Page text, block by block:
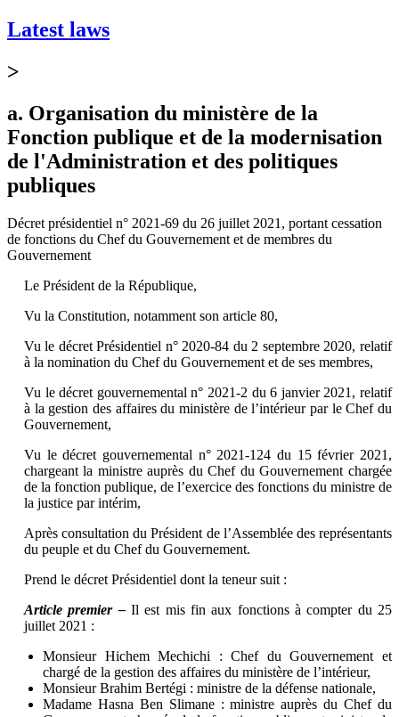
Latest laws
>
a. Organisation du ministère de la
Fonction publique et de la modernisation
de l'Administration et des politiques
publiques
Décret présidentiel n° 2021-69 du 26 juillet 2021, portant cessation
de fonctions du Chef du Gouvernement et de membres du
Gouvernement
Le Président de la République,
Vu la Constitution, notamment son article 80,
Vu le décret Présidentiel n° 2020-84 du 2 septembre 2020, relatif
à la nomination du Chef du Gouvernement et de ses membres,
Vu le décret gouvernemental n° 2021-2 du 6 janvier 2021, relatif
à la gestion des affaires du ministère de l’intérieur par le Chef du
Gouvernement,
Vu le décret gouvernemental n° 2021-124 du 15 février 2021,
chargeant la ministre auprès du Chef du Gouvernement chargée
de la fonction publique, de l’exercice des fonctions du ministre de
la justice par intérim,
Après consultation du Président de l’Assemblée des représentants
du peuple et du Chef du Gouvernement.
Prend le décret Présidentiel dont la teneur suit :
Article premier – Il est mis fin aux fonctions à compter du 25
juillet 2021 :
Monsieur Hichem Mechichi : Chef du Gouvernement et
chargé de la gestion des affaires du ministère de l’intérieur,
Monsieur Brahim Bertégi : ministre de la défense nationale,
Madame Hasna Ben Slimane : ministre auprès du Chef du